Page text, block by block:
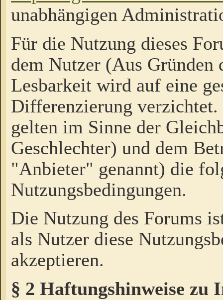
unabhängigen
Für die Nutzung dieses
dem Nutzer (Aus Gründen
Lesbarkeit wird auf eine
Differenzierung
gelten im Sinne der
Geschlechter) und dem
"Anbieter" genannt) die
Nutzungsbedingungen.
Die Nutzung des Forums
als Nutzer diese
akzeptieren.
§ 2 Haftungshinweise zu